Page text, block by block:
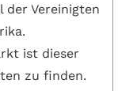
der Vereinigten
ist dieser
zu finden.